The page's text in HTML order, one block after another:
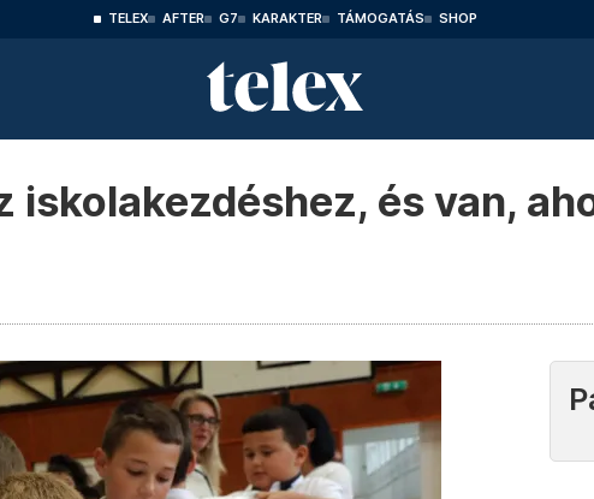
TELEX AFTER G7 KARAKTER TÁMOGATÁS SHOP
iskolakezdéshez, és van,